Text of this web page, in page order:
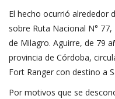
El hecho ocurrió alrededor
sobre Ruta Nacional N°
de Milagro. Aguirre, de 79
provincia de Córdoba,
Fort Ranger con destino a
Por motivos que se